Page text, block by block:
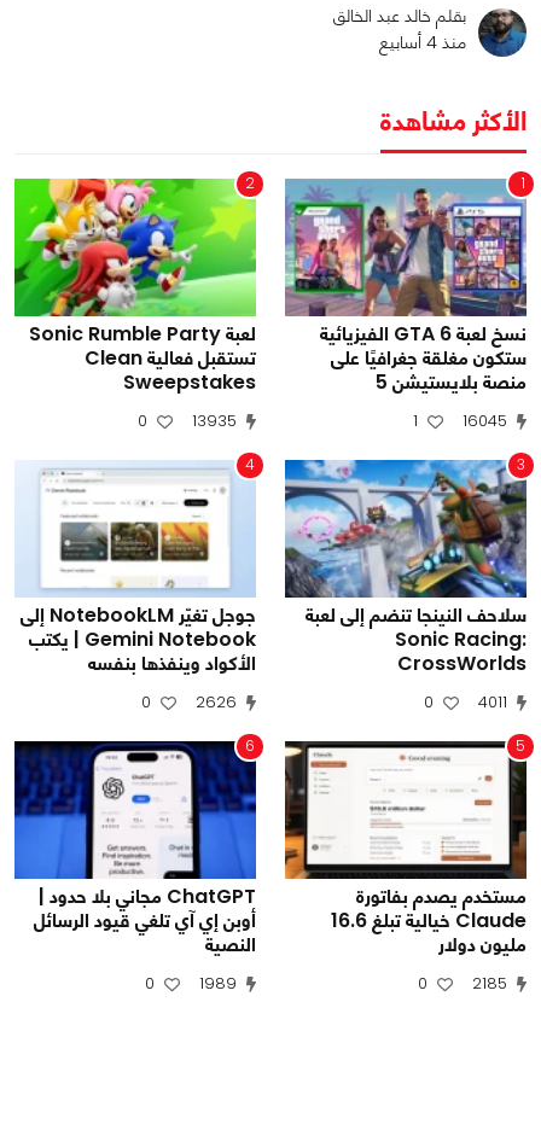
بقلم خالد عبد الخالق
منذ 4 أسابيع
الأكثر مشاهدة
1
نسخ لعبة GTA 6 الفيزيائية
ستكون مغلقة جغرافيًا على
منصة بلايستيشن 5
16045
1
2
لعبة Sonic Rumble Party
تستقبل فعالية Clean
Sweepstakes
13935
0
3
سلاحف النينجا تنضم إلى لعبة
Sonic Racing:
CrossWorlds
4011
0
4
جوجل تغيّر NotebookLM إلى
Gemini Notebook | يكتب
الأكواد وينفذها بنفسه
2626
0
5
مستخدم يصدم بفاتورة
Claude خيالية تبلغ 16.6
مليون دولار
2185
0
6
ChatGPT مجاني بلا حدود |
أوبن إي آي تلغي قيود الرسائل
النصية
1989
0